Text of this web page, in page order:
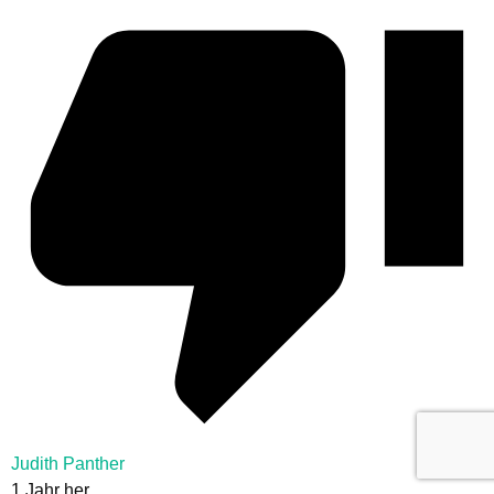
Judith Panther
1 Jahr her